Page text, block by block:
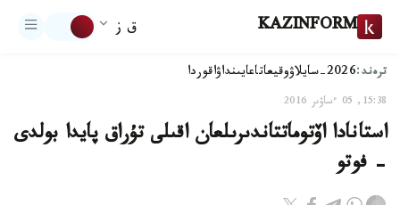
KAZINFORM ق ز
ترەند:2026-سايلاۋ وقيعاتاعايىنداۋاقوردا
15:38, 05 ءساۋىر 2016
استانادا اۆتوماتتاندىرىلعان اقىلى تۇراق پايدا بولدى
- فوتو